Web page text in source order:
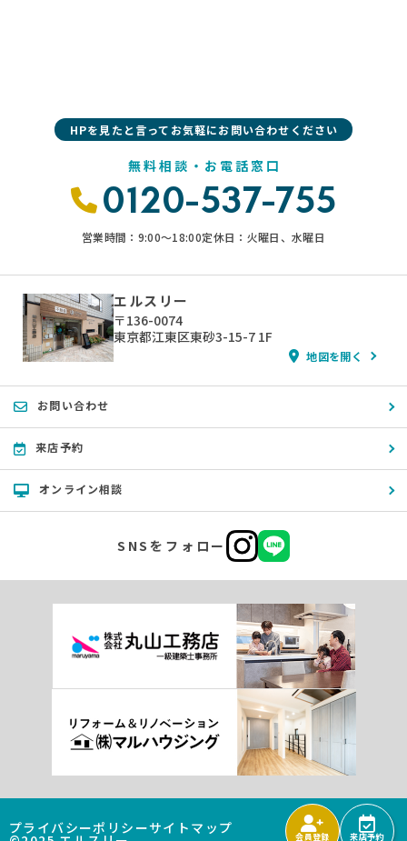
会員登録 来店予約
HPを見たと言ってお気軽にお問い合わせください
無料相談・お電話窓口
0120-537-755
営業時間：9:00〜18:00定休日：火曜日、水曜日
エルスリー
〒136-0074
東京都江東区東砂3-15-7 1F
地図を開く
お問い合わせ
来店予約
オンライン相談
SNSをフォロー
プライバシーポリシーサイトマップ